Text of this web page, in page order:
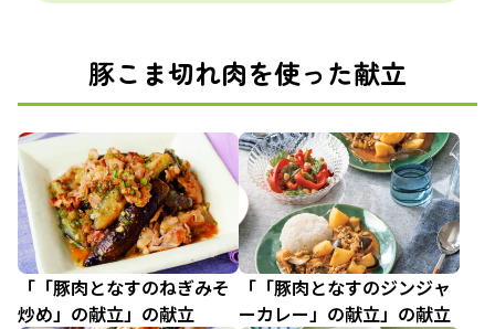
豚こま切れ肉を使った献立
「「豚肉となすのねぎみそ
炒め」の献立」の献立
「「豚肉となすのジンジャ
ーカレー」の献立」の献立